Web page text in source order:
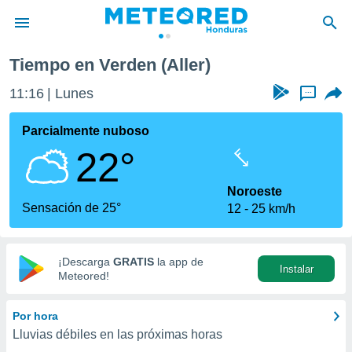
de
ha sido
que se
calidad.
a este
las
y
digital
basada
Tiempo en Verden (Aller)
11:16 Lunes ...
Parcialmente nuboso
22°
Sensación de 25°
Noroeste
12
25 km/h
¡Descarga GRATIS la app de
Meteored!
Instalar
Por hora
Lluvias débiles en las próximas horas